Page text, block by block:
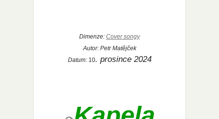
Dimenze: Cover songy
Autor: Petr Matějček
Datum:10. prosince 2024